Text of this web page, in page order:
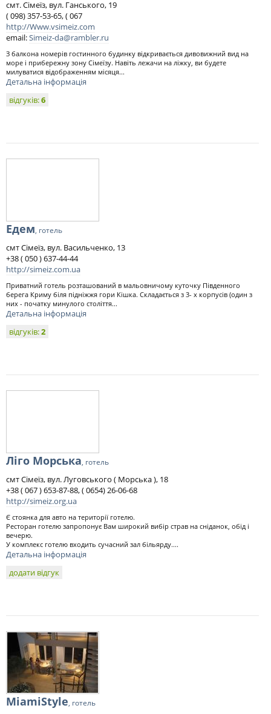
смт. Сімеїз, вул. Ганського, 19
( 098) 357-53-65, ( 067
http://Www.vsimeiz.com
email:Simeiz-da@rambler.ru
З балкона номерів гостинного будинку відкривається дивовижний вид на
море і прибережну зону Сімеїзу. Навіть лежачи на ліжку, ви будете
милуватися відображенням місяця...
Детальна інформація
відгуків:6
Едем, готель
смт Сімеїз, вул. Васильченко, 13
+38 ( 050 ) 637-44-44
http://simeiz.com.ua
Приватний готель розташований в мальовничому куточку Південного
берега Криму біля підніжжя гори Кішка. Складається з 3- х корпусів (один з
них - початку минулого століття...
Детальна інформація
відгуків:2
Ліго Морська, готель
смт Сімеїз, вул. Луговського ( Морська ), 18
+38 ( 067 ) 653-87-88, ( 0654) 26-06-68
http://simeiz.org.ua
Є стоянка для авто на території готелю.
Ресторан готелю запропонує Вам широкий вибір страв на сніданок, обід і
вечерю.
У комплекс готелю входить сучасний зал більярду....
Детальна інформація
додати відгук
MiamiStyle, готель